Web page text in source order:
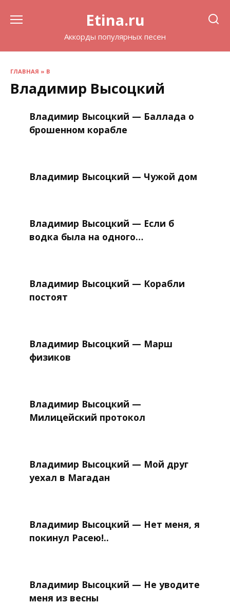
Etina.ru
Аккорды популярных песен
ГЛАВНАЯ » В
Владимир Высоцкий
Владимир Высоцкий — Баллада о
брошенном корабле
Владимир Высоцкий — Чужой дом
Владимир Высоцкий — Если б
водка была на одного…
Владимир Высоцкий — Корабли
постоят
Владимир Высоцкий — Марш
физиков
Владимир Высоцкий —
Милицейский протокол
Владимир Высоцкий — Мой друг
уехал в Магадан
Владимир Высоцкий — Нет меня, я
покинул Расею!..
Владимир Высоцкий — Не уводите
меня из весны